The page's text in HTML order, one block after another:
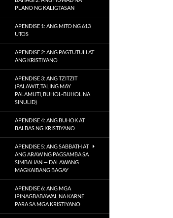
PLANO NG KALIGTASAN
APENDISE 1: ANG MITO NG 613
UTOS
APENDISE 2: ANG PAGTUTULI AT
ANG KRISTIYANO
APENDISE 3: ANG TZITZIT
(PALAWIT, TALING MAY
PALAMUTI, BUHOL-BUHOL NA
SINULID)
APENDISE 4: ANG BUHOK AT
BALBAS NG KRISTIYANO
APENDISE 5: ANG SABBATH AT
ANG ARAW NG PAGSAMBA SA
SIMBAHAN — DALAWANG
MAGKAIBANG BAGAY
APENDISE 6: ANG MGA
IPINAGBABAWAL NA KARNE
PARA SA MGA KRISTIYANO